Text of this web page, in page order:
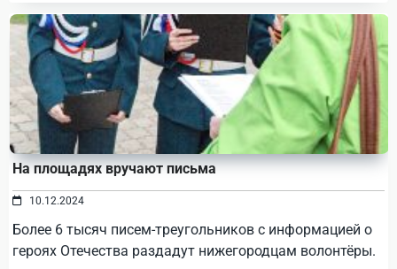
На площадях вручают письма
10.12.2024
Более 6 тысяч писем-треугольников с информацией о
героях Отечества раздадут нижегородцам волонтёры.